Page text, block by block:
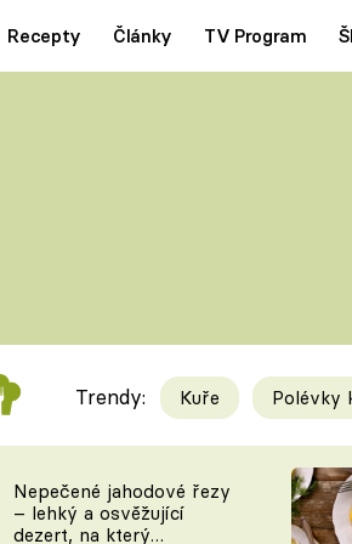
Recepty Články TV Program
Videorecepty
TEĎ VAŘÍ ŠÉF!
Trendy: Kuře Polévky
Nepečené jahodové řezy
– lehký a osvěžující
dezert, na který